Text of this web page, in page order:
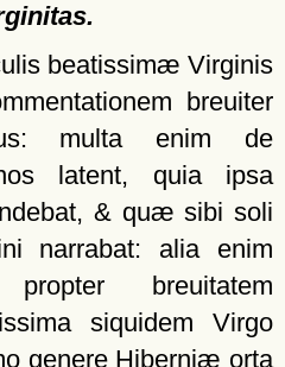
beatissimæ Virginis
breuiter
multa enim de
latent, quia ipsa
& quæ sibi soli
narrabat: alia enim
breuitatem
siquidem Virgo
genere Hiberniæ orta